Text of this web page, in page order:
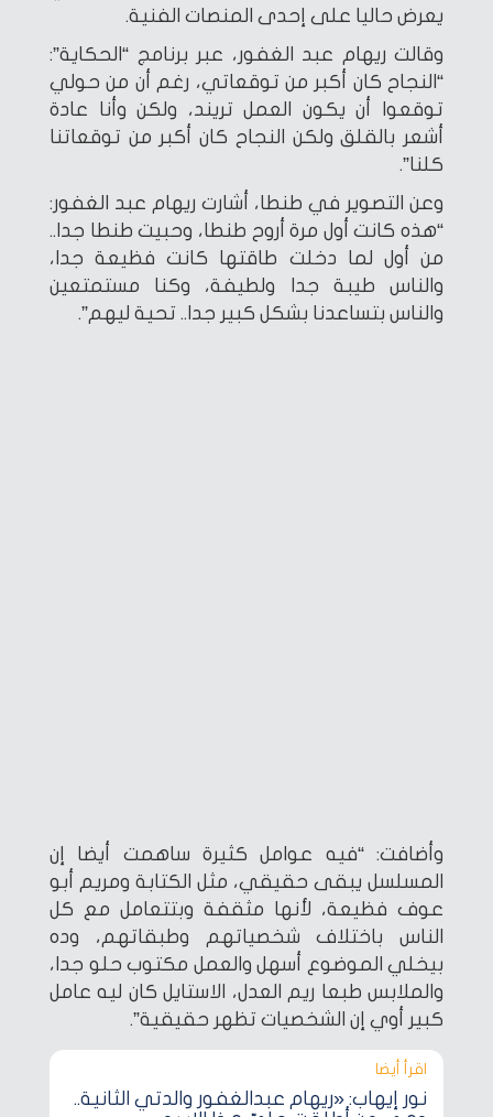
يعرض حاليا على إحدى المنصات الفنية.
وقالت ريهام عبد الغفور، عبر برنامج “الحكاية”:
“النجاح كان أكبر من توقعاتي، رغم أن من حولي
توقعوا أن يكون العمل تريند، ولكن وأنا عادة
أشعر بالقلق ولكن النجاح كان أكبر من توقعاتنا
كلنا”.
وعن التصوير في طنطا، أشارت ريهام عبد الغفور:
“هذه كانت أول مرة أروح طنطا، وحبيت طنطا جدا..
من أول لما دخلت طاقتها كانت فظيعة جدا،
والناس طيبة جدا ولطيفة، وكنا مستمتعين
والناس بتساعدنا بشكل كبير جدا.. تحية ليهم”.
وأضافت: “فيه عوامل كثيرة ساهمت أيضا إن
المسلسل يبقى حقيقي، مثل الكتابة ومريم أبو
عوف فظيعة، لأنها مثقفة وبتتعامل مع كل
الناس باختلاف شخصياتهم وطبقاتهم، وده
بيخلي الموضوع أسهل والعمل مكتوب حلو جدا،
والملابس طبعا ريم العدل، الاستايل كان ليه عامل
كبير أوي إن الشخصيات تظهر حقيقية”.
اقرأ أيضا‎
نور إيهاب: «ريهام عبدالغفور والدتي الثانية..